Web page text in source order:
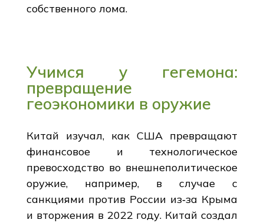
собственного лома.
Учимся у гегемона:
превращение
геоэкономики в оружие
Китай изучал, как США превращают
финансовое и технологическое
превосходство во внешнеполитическое
оружие, например, в случае с
санкциями против России из‑за Крыма
и вторжения в 2022 году. Китай создал